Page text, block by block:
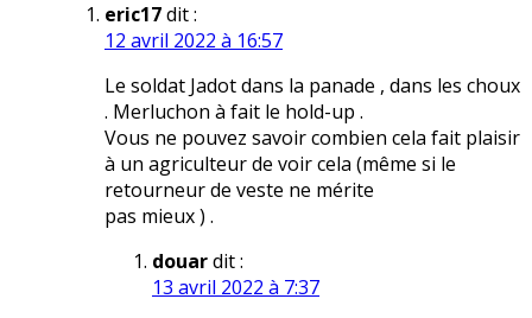
eric17dit :
12 avril 2022 à 16:57
Le soldat Jadot dans la panade , dans les choux
. Merluchon à fait le hold-up .
Vous ne pouvez savoir combien cela fait plaisir
à un agriculteur de voir cela (même si le
retourneur de veste ne mérite
pas mieux ) .
douardit :
13 avril 2022 à 7:37